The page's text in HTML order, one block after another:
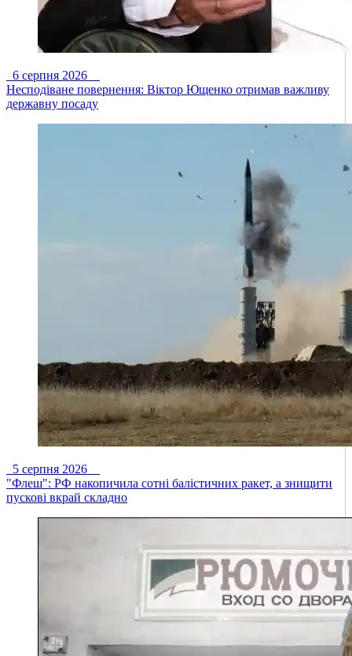
6 серпня 2026
Несподіване повернення: Віктор Ющенко отримав важливу
державну посаду
5 серпня 2026
"Флеш": РФ накопичила сотні балістичних ракет, а знищити
пускові вкрай складно